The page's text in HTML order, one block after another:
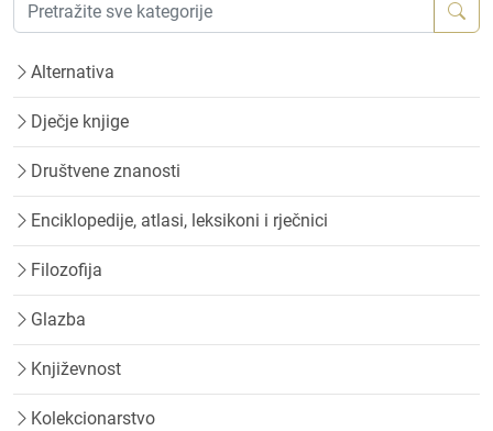
Alternativa
Dječje knjige
Društvene znanosti
Enciklopedije, atlasi, leksikoni i rječnici
Filozofija
Glazba
Književnost
Kolekcionarstvo